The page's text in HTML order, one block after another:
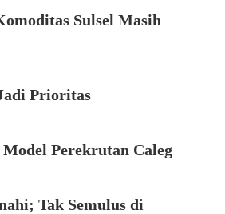
Sulsel Masih
Prioritas
Perekrutan Caleg
Tak Semulus di